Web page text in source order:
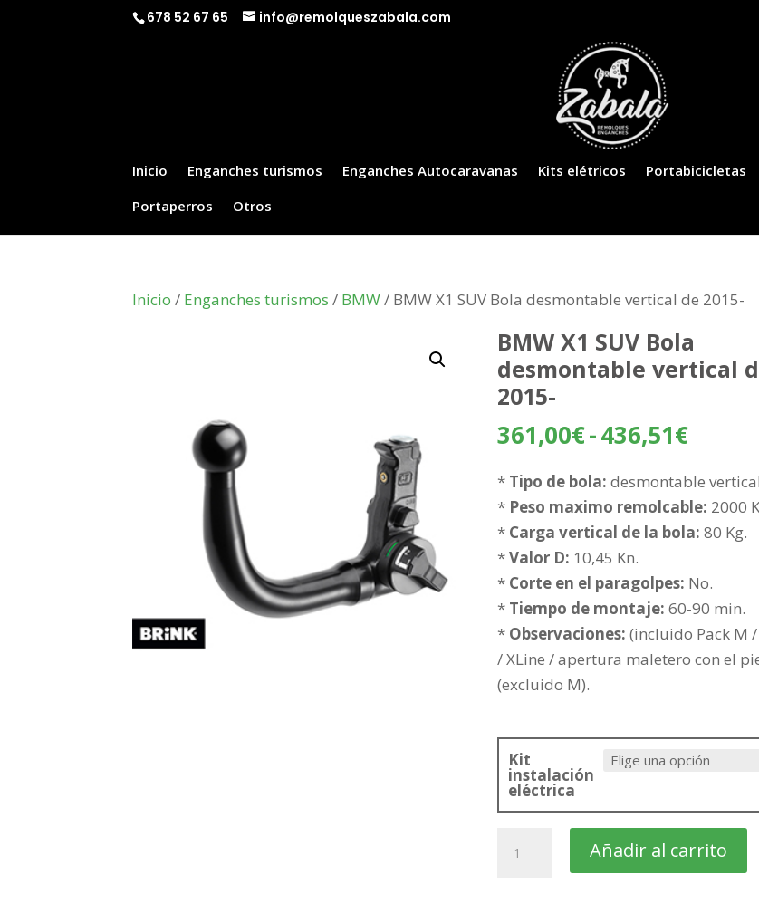
678 52 67 65 info@remolqueszabala.com
Inicio Enganches turismos Enganches Autocaravanas Kits elétricos Portabicicletas
Portaperros
Otros
Inicio / Enganches turismos / BMW/ BMW X1 SUV Bola desmontable vertical de 2015-
BMW X1 SUV Bola
desmontable vertical
2015-
361,00€-436,51€Rango
desde
361,00€
436,51€
* Tipo de bola: desmontable
* Peso maximo remolcable: 2000
* Carga vertical de la bola: 80 Kg.
*Valor D: 10,45 Kn.
* Corte en el paragolpes: No.
* Tiempo de montaje: 60-90 min.
* Observaciones: (incluido Pack M
/ XLine / apertura maletero con el
(excluido M).
Kit
instalación
eléctrica
Añadir al carrito